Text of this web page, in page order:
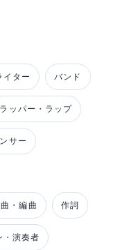
イター バンド
ラッパー・ラップ
サー
・編曲 作詞
・演奏者